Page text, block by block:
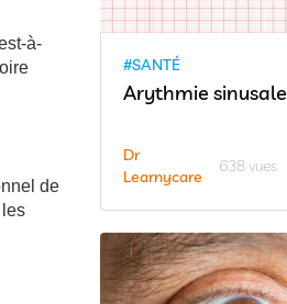
à-
de
les
#SANTÉ
Arythmie sinusale
Dr
Learnycare
638 vues